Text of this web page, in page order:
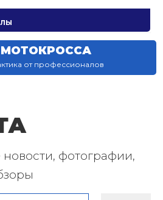
от профессионалов
фотографии,